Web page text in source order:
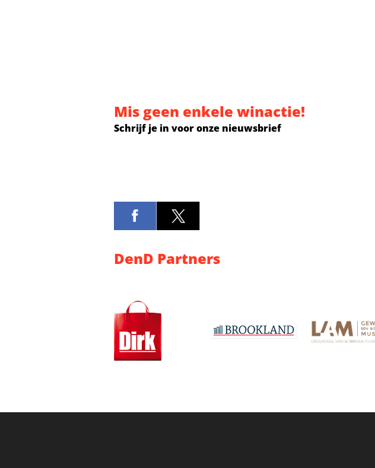
Mis geen enkele winactie!
Schrijf je in voor onze nieuwsbrief
DenD Partners